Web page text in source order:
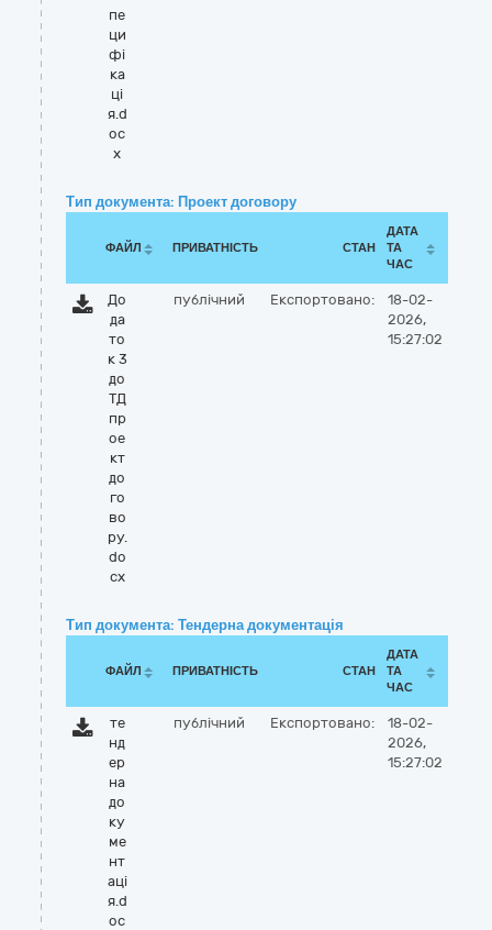
пе
ци
фі
ка
ці
я.d
oc
x
Тип документа: Проект договору
ФАЙЛ ПРИВАТНІСТЬ СТАН
ДАТА
ТА
ЧАС
До
да
то
к 3
до
ТД
пр
ое
кт
до
го
во
ру.
do
cx
публічний Експортовано:
18-02-
2026,
15:27:02
Тип документа: Тендерна документація
ФАЙЛ ПРИВАТНІСТЬ СТАН
ДАТА
ТА
ЧАС
те
нд
ер
на
до
ку
ме
нт
аці
я.d
oc
публічний Експортовано:
18-02-
2026,
15:27:02